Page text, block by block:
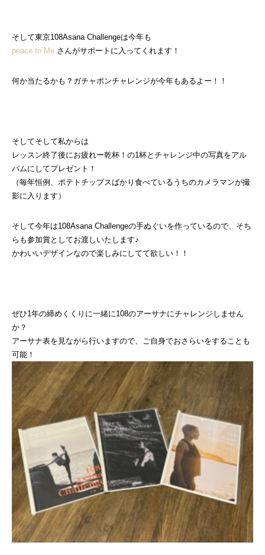
そして東京108Asana Challengeは今年も
peace to Me さんがサポートに入ってくれます！
何か当たるかも？ガチャポンチャレンジが今年もあるよー！！
そしてそして私からは
レッスン終了後にお疲れー乾杯！の1杯とチャレンジ中の写真をアル
バムにしてプレゼント！
（毎年恒例、ポテトチップスばかり食べているうちのカメラマンが撮
影に入ります）
そして今年は108Asana Challengeの手ぬぐいを作っているので、そち
らも参加賞としてお渡しいたします♪
かわいいデザインなので楽しみにしてて欲しい！！
ぜひ1年の締めくくりに一緒に108のアーサナにチャレンジしません
か？
アーサナ表を見ながら行いますので、ご自身でおさらいをすることも
可能！